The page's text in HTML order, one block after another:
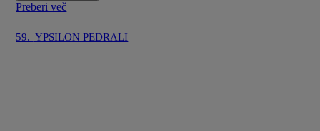
Preberi več
59. YPSILON PEDRALI